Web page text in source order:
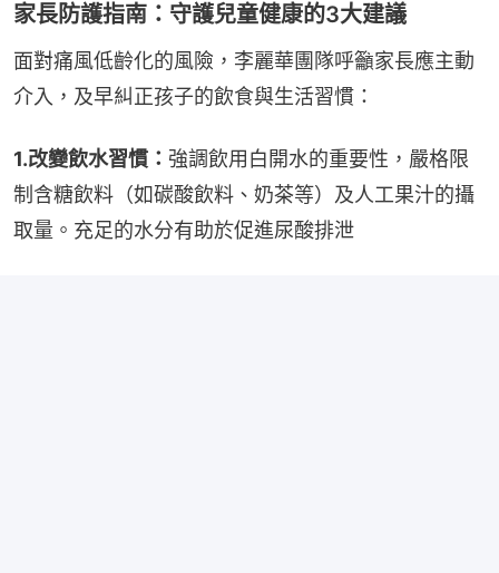
家長防護指南：守護兒童健康的3大建議
面對痛風低齡化的風險，李麗華團隊呼籲家長應主動
介入，及早糾正孩子的飲食與生活習慣：
1.改變飲水習慣： 強調飲用白開水的重要性，嚴格限
制含糖飲料（如碳酸飲料、奶茶等）及人工果汁的攝
取量。充足的水分有助於促進尿酸排泄